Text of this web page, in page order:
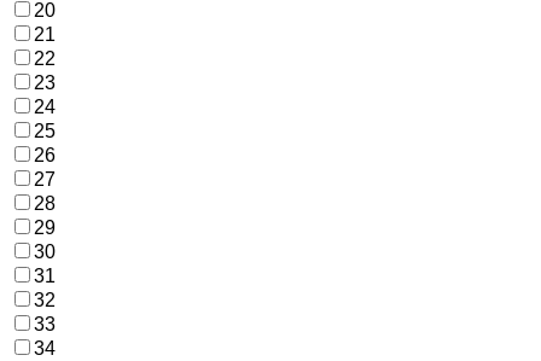
20
21
22
23
24
25
26
27
28
29
30
31
32
33
34